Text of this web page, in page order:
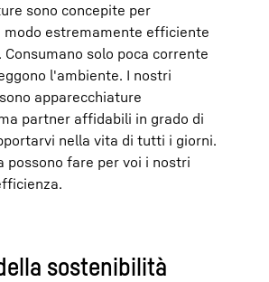
sono concepite per
modo estremamente efficiente
Consumano solo poca corrente
l'ambiente. I nostri
apparecchiature
partner affidabili in grado di
nella vita di tutti i giorni.
possono fare per voi i nostri
sostenibilità